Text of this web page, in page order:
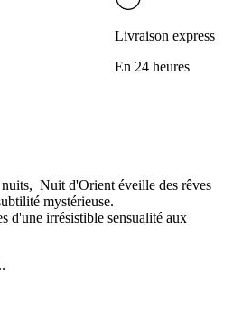
Livraison express
En 24 heures
Nuit d'Orient éveille des rêves
mystérieuse.
d'une irrésistible sensualité aux